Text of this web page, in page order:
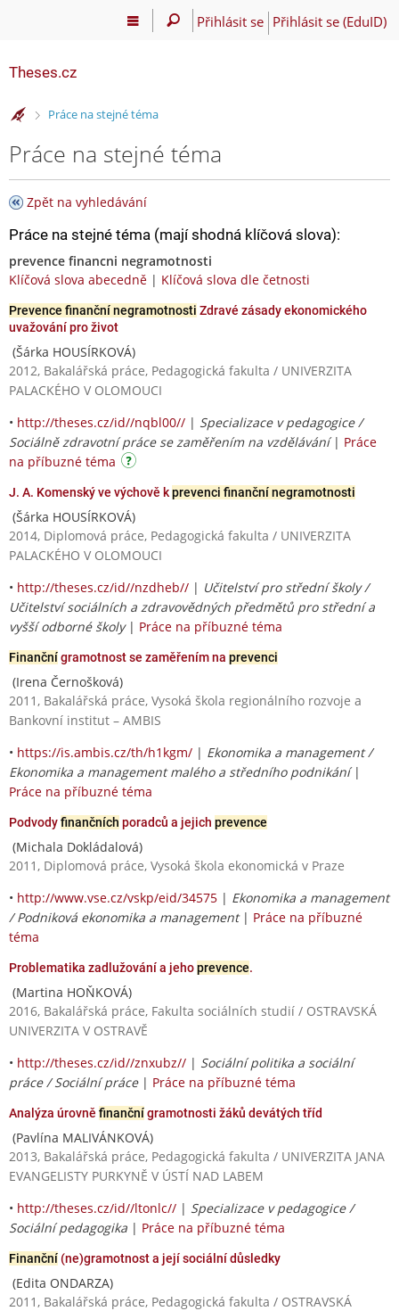
Přihlásit se Přihlásit se (EduID)
Theses.cz
>Práce na stejné téma
Práce na stejné téma
Zpět na vyhledávání
Práce na stejné téma (mají shodná klíčová slova):
prevence financni negramotnosti
Klíčová slova abecedně | Klíčová slova dle četnosti
Prevence finanční negramotnosti Zdravé zásady ekonomického
uvažování pro život
(Šárka HOUSÍRKOVÁ)
2012, Bakalářská práce, Pedagogická fakulta / UNIVERZITA
PALACKÉHO V OLOMOUCI
• http://theses.cz/id//nqbl00// | Specializace v pedagogice /
Sociálně zdravotní práce se zaměřením na vzdělávání| Práce
na příbuzné téma
J. A. Komenský ve výchově kprevenci finanční negramotnosti
(Šárka HOUSÍRKOVÁ)
2014, Diplomová práce, Pedagogická fakulta / UNIVERZITA
PALACKÉHO V OLOMOUCI
• http://theses.cz/id//nzdheb// | Učitelství pro střední školy /
Učitelství sociálních a zdravovědných předmětů pro střední a
vyšší odborné školy| Práce na příbuzné téma
Finančnígramotnost se zaměřením na prevenci
(Irena Černošková)
2011, Bakalářská práce, Vysoká škola regionálního rozvoje a
Bankovní institut – AMBIS
• https://is.ambis.cz/th/h1kgm/ | Ekonomika a management /
Ekonomika a management malého a středního podnikání|
Práce na příbuzné téma
Podvodyfinančních poradců a jejich prevence
(Michala Dokládalová)
2011, Diplomová práce, Vysoká škola ekonomická v Praze
• http://www.vse.cz/vskp/eid/34575 | Ekonomika a management
/ Podniková ekonomika a management| Práce na příbuzné
téma
Problematika zadlužování a jehoprevence.
(Martina HOŇKOVÁ)
2016, Bakalářská práce, Fakulta sociálních studií / OSTRAVSKÁ
UNIVERZITA V OSTRAVĚ
• http://theses.cz/id//znxubz// | Sociální politika a sociální
práce / Sociální práce| Práce na příbuzné téma
Analýza úrovně finančnígramotnosti žáků devátých tříd
(Pavlína MALIVÁNKOVÁ)
2013, Bakalářská práce, Pedagogická fakulta / UNIVERZITA JANA
EVANGELISTY PURKYNĚ V ÚSTÍ NAD LABEM
• http://theses.cz/id//ltonlc// | Specializace v pedagogice /
Sociální pedagogika | Práce na příbuzné téma
Finanční (ne)gramotnost a její sociální důsledky
(Edita ONDARZA)
2011, Bakalářská práce, Pedagogická fakulta / OSTRAVSKÁ